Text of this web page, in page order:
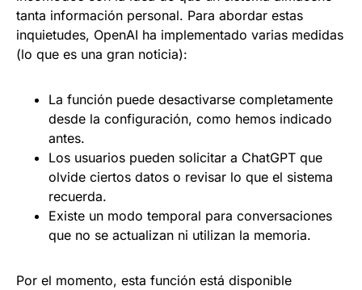
tanta información personal. Para abordar estas
inquietudes, OpenAI ha implementado varias medidas
(lo que es una gran noticia):
La función puede desactivarse completamente
desde la configuración, como hemos indicado
antes.
Los usuarios pueden solicitar a ChatGPT que
olvide ciertos datos o revisar lo que el sistema
recuerda.
Existe un modo temporal para conversaciones
que no se actualizan ni utilizan la memoria.
Por el momento, esta función está disponible